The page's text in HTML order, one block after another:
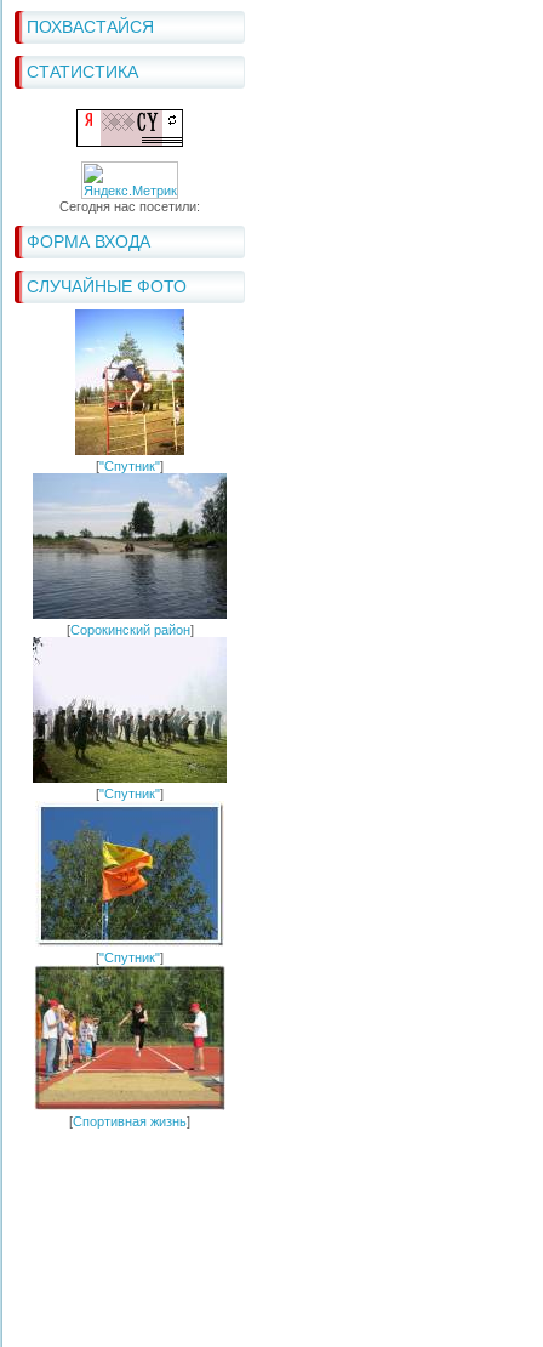
ПОХВАСТАЙСЯ
СТАТИСТИКА
Сегодня нас посетили:
ФОРМА ВХОДА
СЛУЧАЙНЫЕ ФОТО
["Спутник"]
[Сорокинский район]
["Спутник"]
["Спутник"]
[Спортивная жизнь]